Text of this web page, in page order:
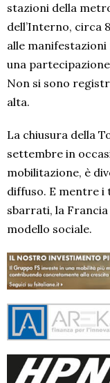
stazioni della
dell’Interno, circa
alle
una
Non si sono
alta.
La chiusura della
settembre in
mobilitazione, è
diffuso. E mentre i
sbarrati, la
modello sociale.